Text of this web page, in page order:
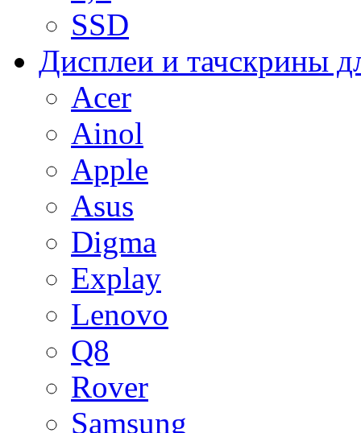
SSD
Дисплеи и тачскрины
Acer
Ainol
Apple
Asus
Digma
Explay
Lenovo
Q8
Rover
Samsung